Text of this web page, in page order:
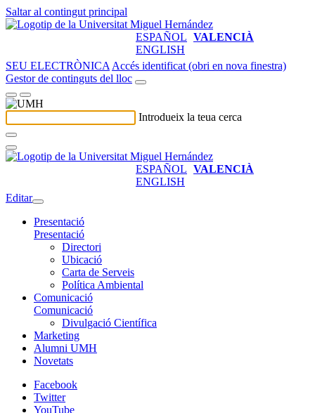
Saltar al contingut principal
ESPAÑOL VALENCIÀ
ENGLISH
SEU ELECTRÒNICA Accés identificat (obri en nova finestra)
Gestor de continguts del lloc
Introdueix la teua cerca
ESPAÑOL VALENCIÀ
ENGLISH
Editar
Presentació
Presentació
Directori
Ubicació
Carta de Serveis
Política Ambiental
Comunicació
Comunicació
Divulgació Científica
Marketing
Alumni UMH
Novetats
Facebook
Twitter
YouTube